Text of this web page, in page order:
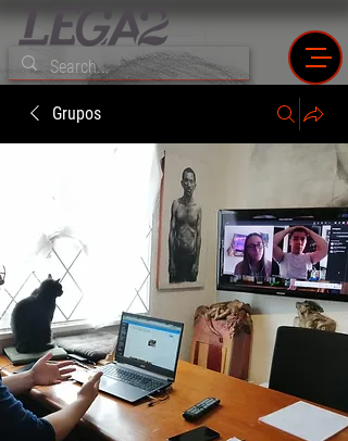
Grupos